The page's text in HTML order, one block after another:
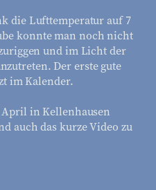
die Lufttemperatur auf 7
konnte man noch nicht
und im Licht der
Der erste gute
im Kalender.
April in Kellenhausen
auch das kurze Video zu